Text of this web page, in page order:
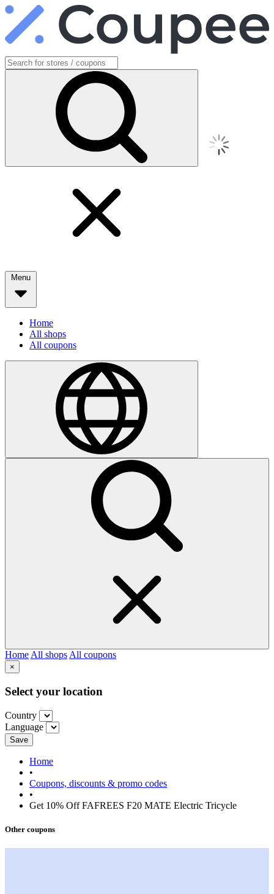
Menu
Home
All shops
All coupons
Home All shops All coupons
×
Select your location
Country
Language
Save
Home
•
Coupons, discounts & promo codes
•
Get 10% Off FAFREES F20 MATE Electric Tricycle
Other coupons